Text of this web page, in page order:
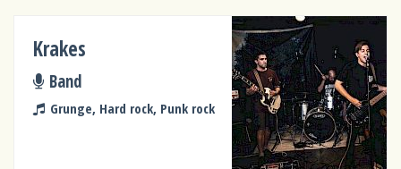
Krakes
Band
Grunge, Hard rock, Punk rock